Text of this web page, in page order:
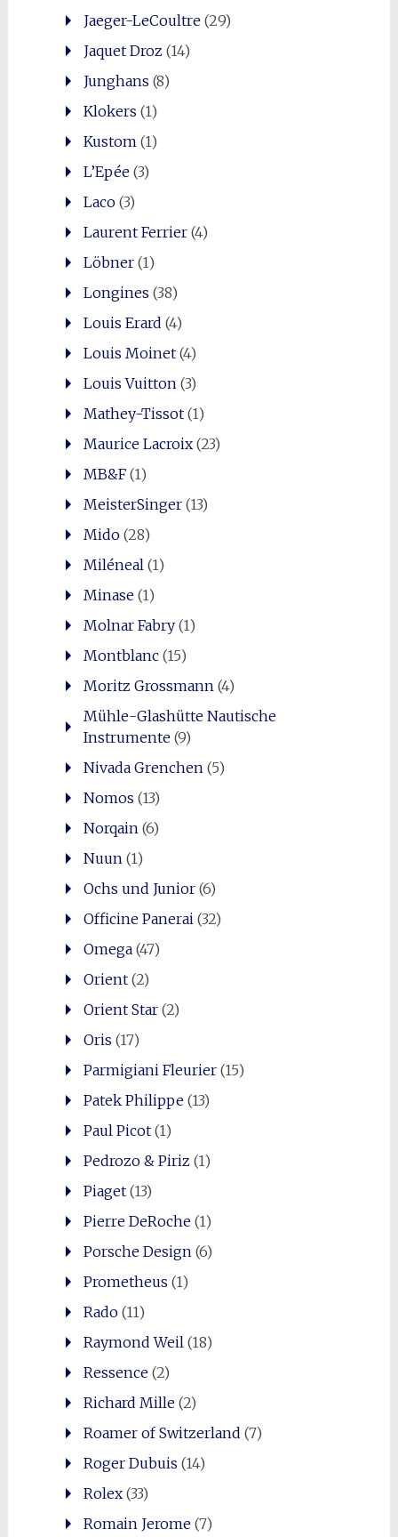
Jaeger-LeCoultre(29)
Jaquet Droz (14)
Junghans (8)
Klokers (1)
Kustom(1)
L’Epée(3)
Laco(3)
Laurent Ferrier(4)
Löbner(1)
Longines (38)
Louis Erard (4)
Louis Moinet(4)
Louis Vuitton(3)
Mathey-Tissot(1)
Maurice Lacroix(23)
MB&F(1)
MeisterSinger(13)
Mido(28)
Miléneal(1)
Minase(1)
Molnar Fabry(1)
Montblanc(15)
Moritz Grossmann(4)
Mühle-Glashütte Nautische
Instrumente(9)
Nivada Grenchen(5)
Nomos (13)
Norqain(6)
Nuun(1)
Ochs und Junior(6)
Officine Panerai(32)
Omega(47)
Orient(2)
Orient Star(2)
Oris (17)
Parmigiani Fleurier(15)
Patek Philippe(13)
Paul Picot(1)
Pedrozo & Piriz (1)
Piaget(13)
Pierre DeRoche(1)
Porsche Design(6)
Prometheus (1)
Rado(11)
Raymond Weil(18)
Ressence(2)
Richard Mille(2)
Roamer of Switzerland (7)
Roger Dubuis (14)
Rolex(33)
Romain Jerome(7)